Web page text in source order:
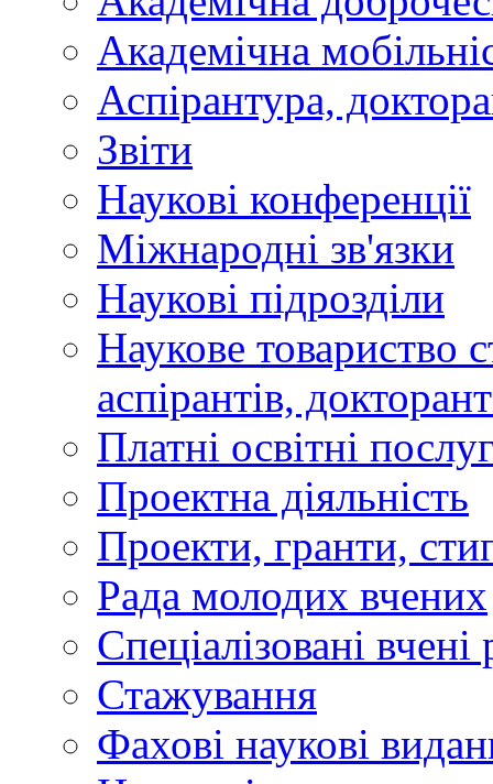
Академічна
Аспірантура,
Звіти
Наукові конференції
Міжнародні зв'язки
Наукові підрозділи
Наукове товариство
аспірантів,
Платні освітні
Проектна діяльність
Проекти, гранти,
Рада молодих вчених
Спеціалізовані вчені
Стажування
Фахові наукові